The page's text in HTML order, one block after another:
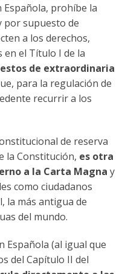
Española, prohíbe la
por supuesto de
a los derechos,
en el Título I de la
de extraordinaria
para la regulación de
recurrir a los
de reserva
la Constitución, es otra
a la Carta Magna y
como ciudadanos
la más antigua de
del mundo.
Española (al igual que
del Capítulo II del